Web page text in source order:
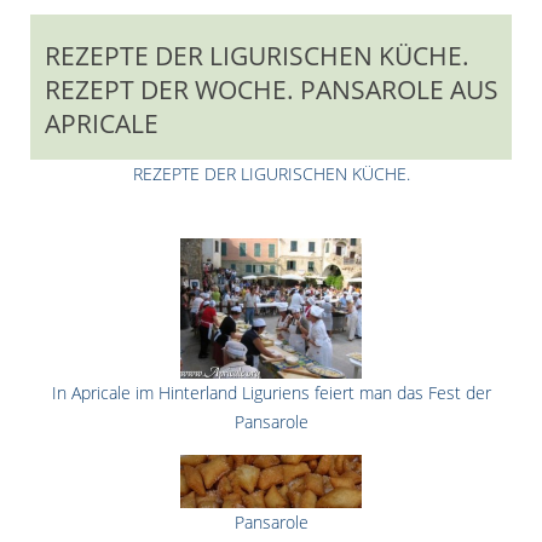
REZEPTE DER LIGURISCHEN KÜCHE.
REZEPT DER WOCHE. PANSAROLE AUS
APRICALE
REZEPTE DER LIGURISCHEN KÜCHE.
In Apricale im Hinterland Liguriens feiert man das Fest der
Pansarole
Pansarole